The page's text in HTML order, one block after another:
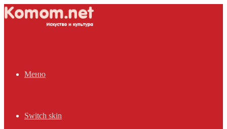
Меню
Switch skin